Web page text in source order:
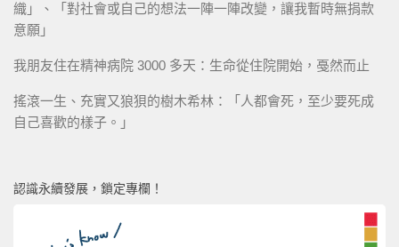
織」、「對社會或自己的想法一陣一陣改變，讓我暫時無捐款
意願」
我朋友住在精神病院 3000 多天：生命從住院開始，戞然而止
搖滾一生、充實又狼狽的樹木希林：「人都會死，至少要死成
自己喜歡的樣子。」
認識永續發展，鎖定專欄！